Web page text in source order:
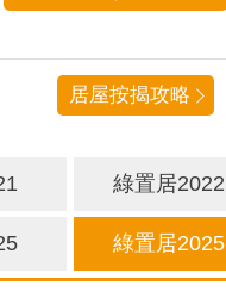
居屋按揭攻略
綠置居2022
綠置居2025